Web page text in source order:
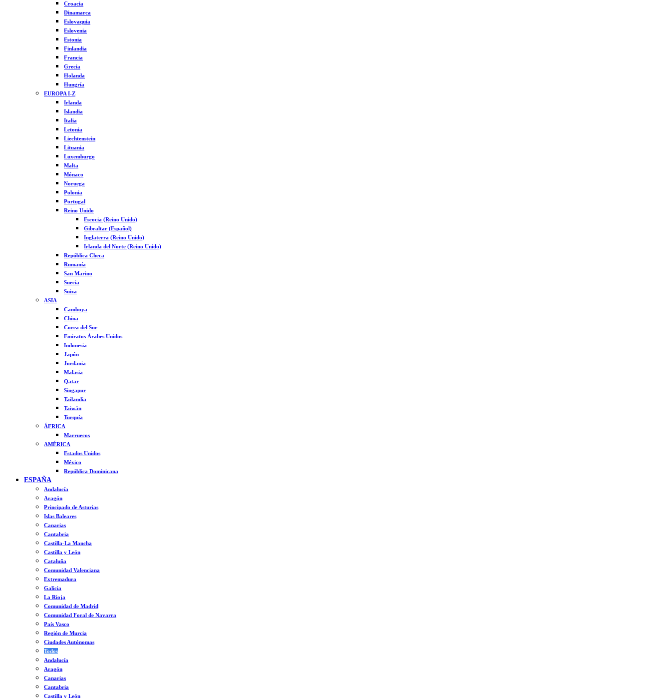
Croacia
Dinamarca
Eslovaquia
Eslovenia
Estonia
Finlandia
Francia
Grecia
Holanda
Hungría
EUROPA I-Z
Irlanda
Islandia
Italia
Letonia
Liechtenstein
Lituania
Luxemburgo
Malta
Mónaco
Noruega
Polonia
Portugal
Reino Unido
Escocia (Reino Unido)
Gibraltar (Español)
Inglaterra (Reino Unido)
Irlanda del Norte (Reino Unido)
República Checa
Rumanía
San Marino
Suecia
Suiza
ASIA
Camboya
China
Corea del Sur
Emiratos Árabes Unidos
Indonesia
Japón
Jordania
Malasia
Qatar
Singapur
Tailandia
Taiwán
Turquía
ÁFRICA
Marruecos
AMÉRICA
Estados Unidos
México
República Dominicana
ESPAÑA
Andalucía
Aragón
Principado de Asturias
Islas Baleares
Canarias
Cantabria
Castilla-La Mancha
Castilla y León
Cataluña
Comunidad Valenciana
Extremadura
Galicia
La Rioja
Comunidad de Madrid
Comunidad Foral de Navarra
País Vasco
Región de Murcia
Ciudades Autónomas
Todos
Andalucía
Aragón
Canarias
Cantabria
Castilla y León